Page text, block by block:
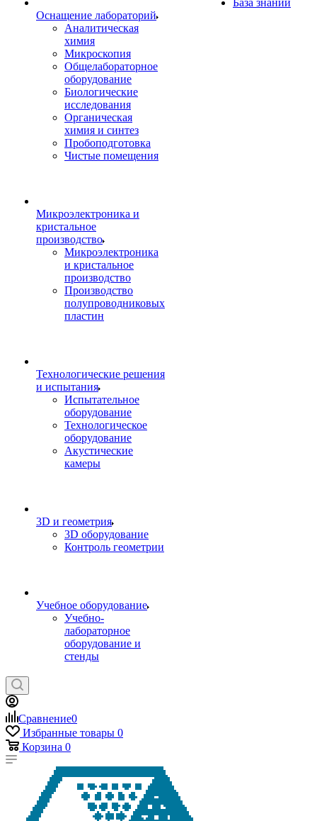
Оснащение лабораторий
Аналитическая
химия
Микроскопия
Общелабораторное
оборудование
Биологические
исследования
Органическая
химия и синтез
Пробоподготовка
Чистые помещения
Микроэлектроника и
кристальное
производство
Микроэлектроника
и кристальное
производство
Производство
полупроводниковых
пластин
Технологические решения
и испытания
Испытательное
оборудование
Технологическое
оборудование
Акустические
камеры
3D и геометрия
3D оборудование
Контроль геометрии
Учебное оборудование
Учебно-
лабораторное
оборудование и
стенды
База знаний
Сравнение0
Избранные товары 0
Корзина 0